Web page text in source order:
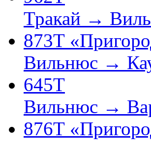
Тракай →
873Т
Вильнюс →
645Т
Вильнюс →
876Т